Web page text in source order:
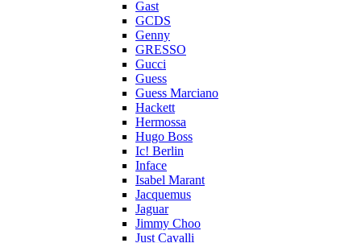
Gast
GCDS
Genny
GRESSO
Gucci
Guess
Guess Marciano
Hackett
Hermossa
Hugo Boss
Ic! Berlin
Inface
Isabel Marant
Jacquemus
Jaguar
Jimmy Choo
Just Cavalli